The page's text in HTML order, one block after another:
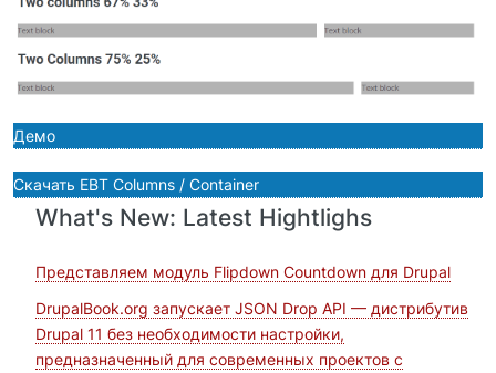
Демо
Скачать EBT Columns / Container
What's New: Latest Hightlighs
Представляем модуль Flipdown Countdown для Drupal
DrupalBook.org запускает JSON Drop API — дистрибутив
Drupal 11 без необходимости настройки,
предназначенный для современных проектов с